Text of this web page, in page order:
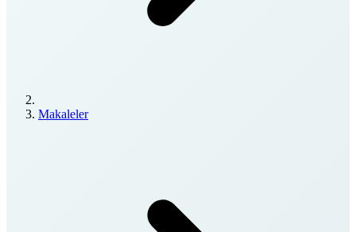
Makaleler